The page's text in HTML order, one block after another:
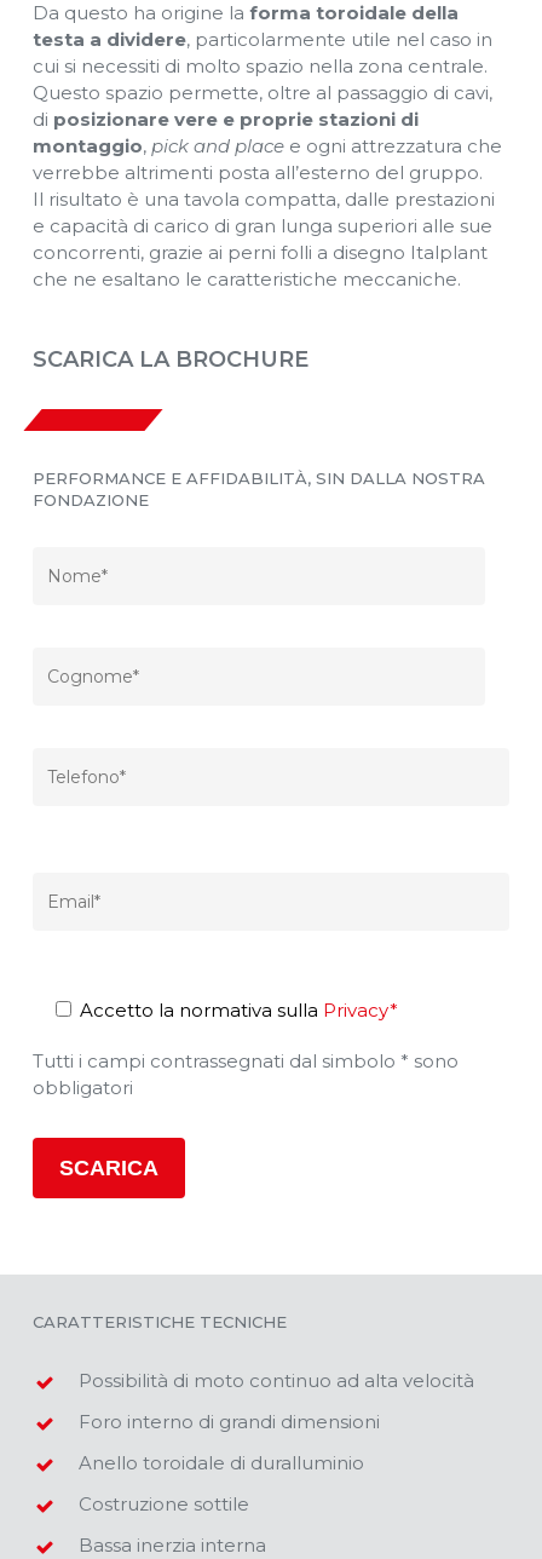
Da questo ha origine laforma toroidale della
testa a dividere, particolarmente utile nel caso in
cui si necessiti di molto spazio nella zona centrale.
Questo spazio permette, oltre al passaggio di cavi,
di posizionare vere e proprie stazioni di
montaggio,pick and place e ogni attrezzatura che
verrebbe altrimenti posta all’esterno del gruppo.
Il risultato è una tavola compatta, dalle prestazioni
e capacità di carico di gran lunga superiori alle sue
concorrenti, grazie ai perni folli a disegno Italplant
che ne esaltano le caratteristiche meccaniche.
SCARICA LA BROCHURE
PERFORMANCE E AFFIDABILITÀ, SIN DALLA NOSTRA
FONDAZIONE
Accetto la normativa sulla Privacy*
Tutti i campi contrassegnati dal simbolo * sono
obbligatori
CARATTERISTICHE TECNICHE
Possibilità di moto continuo ad alta velocità
Foro interno di grandi dimensioni
Anello toroidale di duralluminio
Costruzione sottile
Bassa inerzia interna